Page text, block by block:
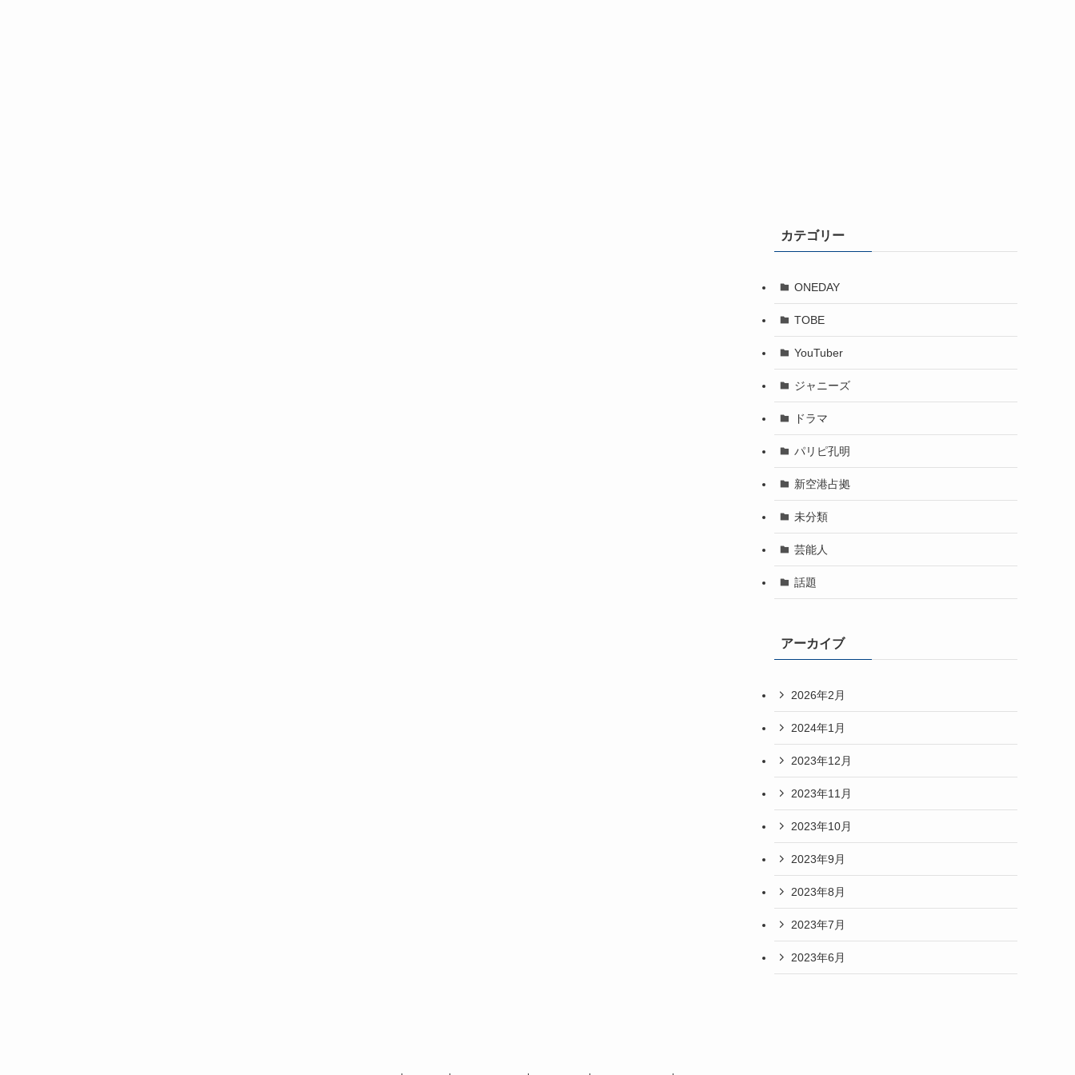
カテゴリー
ONEDAY
TOBE
YouTuber
ジャニーズ
ドラマ
パリピ孔明
新空港占拠
未分類
芸能人
話題
アーカイブ
2026年2月
2024年1月
2023年12月
2023年11月
2023年10月
2023年9月
2023年8月
2023年7月
2023年6月